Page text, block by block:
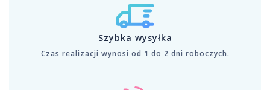
Szybka wysyłka
Czas realizacji wynosi od 1 do 2 dni roboczych.